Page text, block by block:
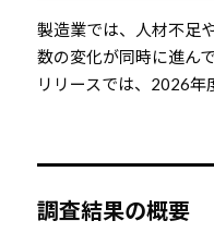
製造業では、人材不足
数の変化が同時に進ん
リリースでは、2026年
調査結果の概要